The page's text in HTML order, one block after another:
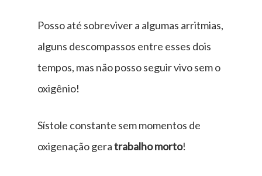
Posso até sobreviver a algumas arritmias,
alguns descompassos entre esses dois
tempos, mas não posso seguir vivo sem o
oxigênio!
Sístole constante sem momentos de
oxigenação geratrabalho morto!